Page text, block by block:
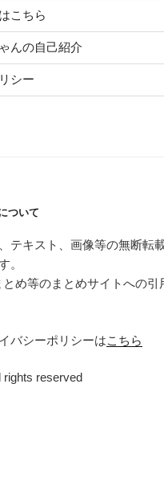
こちら
んの自己紹介
シー
ついて
テキスト、画像等の無断転
。
とめ等のまとめサイトへの引
バシーポリシーはこちら
reserved